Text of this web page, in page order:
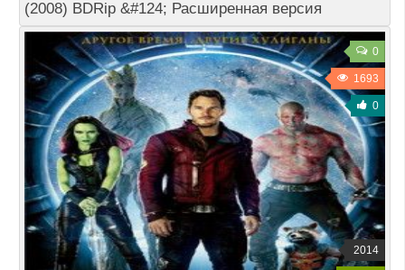
(2008) BDRip &#124; Расширенная версия
0
1693
0
2014